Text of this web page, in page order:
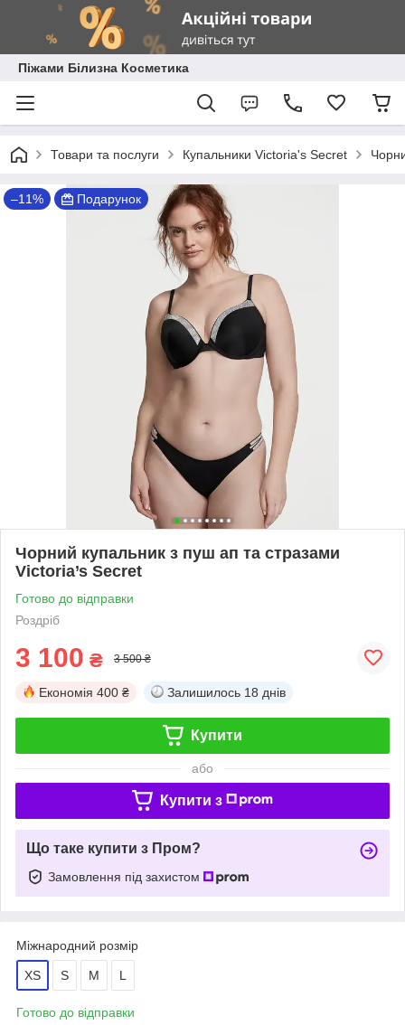
Піжами Білизна Косметика
Товари та послуги Купальники Victoria's Secret
–11% Подарунок
Чорний купальник з пуш ап та стразами
Victoria’s Secret
Готово до відправки
Роздріб
3 100 ₴ 3 500 ₴
Економія 400 ₴ Залишилось 18 днів
Купити
або
Купити з
Що таке купити з Пром?
Замовлення під захистом
Міжнародний розмір
XS S M L
Готово до відправки